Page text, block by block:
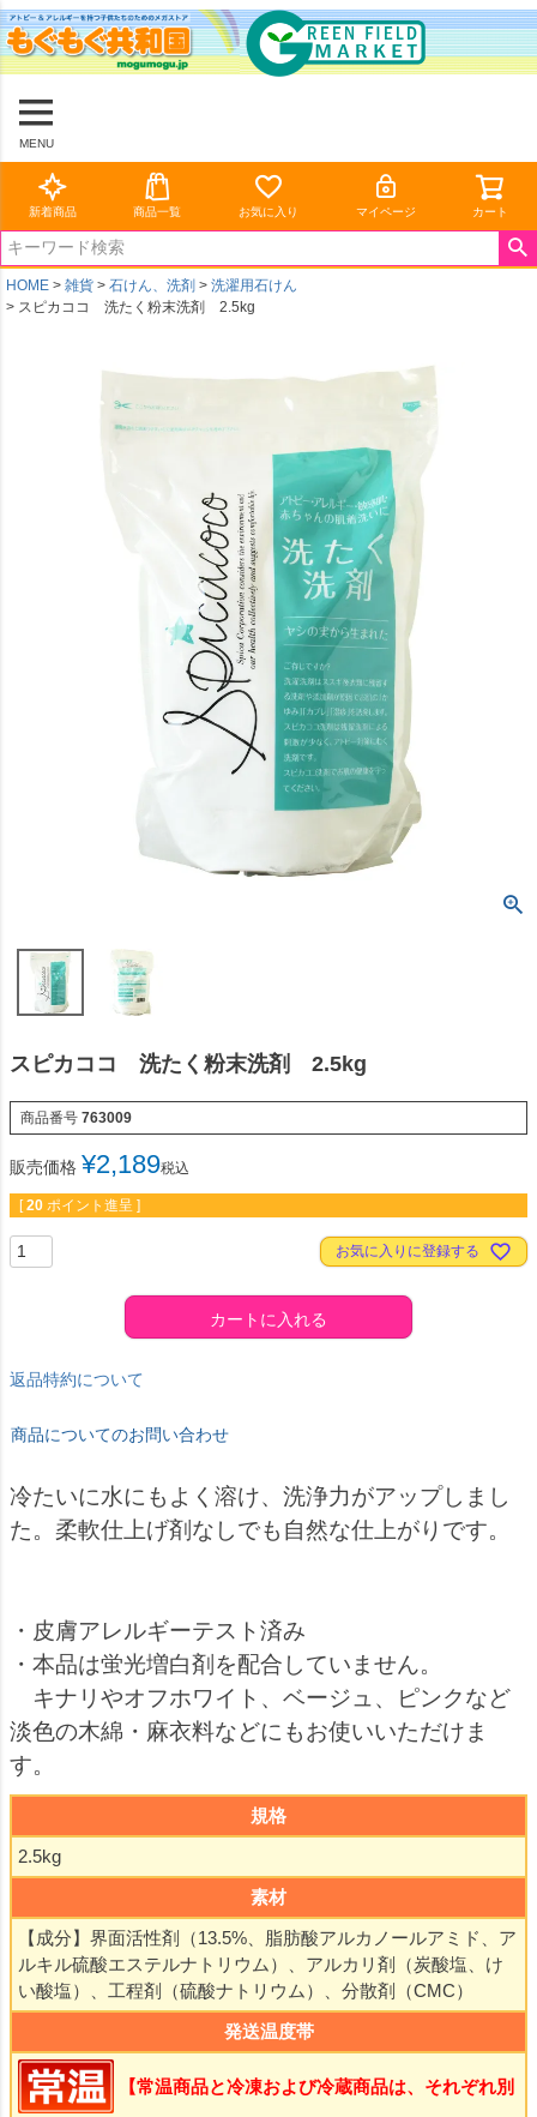
MENU
新着商品 商品一覧 お気に入り マイページ カート
HOME 雑貨 石けん、洗剤
洗濯用石けん
スピカココ 洗たく粉末洗剤 2.5kg
スピカココ 洗たく粉末洗剤 2.5kg
商品番号 763009
販売価格 ¥2,189税込
[ 20 ポイント進呈 ]
お気に入りに登録する
カートに入れる
返品特約について
商品についてのお問い合わせ
冷たいに水にもよく溶け、洗浄力がアップしまし
た。柔軟仕上げ剤なしでも自然な仕上がりです。
・皮膚アレルギーテスト済み
・本品は蛍光増白剤を配合していません。
キナリやオフホワイト、ベージュ、ピンクなど
淡色の木綿・麻衣料などにもお使いいただけま
す。
規格
2.5kg
素材
【成分】界面活性剤（13.5%、脂肪酸アルカノールアミド、ア
ルキル硫酸エステルナトリウム）、アルカリ剤（炭酸塩、け
い酸塩）、工程剤（硫酸ナトリウム）、分散剤（CMC）
発送温度帯
【常温商品と冷凍および冷蔵商品は、それぞれ別